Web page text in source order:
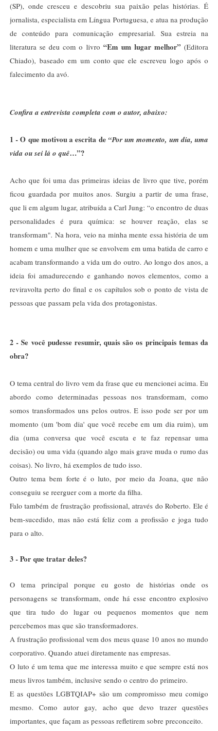
(SP), onde cresceu e descobriu sua paixão pelas histórias. É
jornalista, especialista em Língua Portuguesa, e atua na produção
de conteúdo para comunicação empresarial. Sua estreia na
literatura se deu com o livro “Em um lugar melhor” (Editora
Chiado), baseado em um conto que ele escreveu logo após o
falecimento da avó.
Confira a entrevista completa com o autor, abaixo:
1 - O que motivou a escrita de“Por um momento, um dia, uma
vida ou sei lá o quê…”?
Acho que foi uma das primeiras ideias de livro que tive, porém
ficou guardada por muitos anos. Surgiu a partir de uma frase,
que li em algum lugar, atribuída a Carl Jung: “o encontro de duas
personalidades é pura química: se houver reação, elas se
transformam". Na hora, veio na minha mente essa história de um
homem e uma mulher que se envolvem em uma batida de carro e
acabam transformando a vida um do outro. Ao longo dos anos, a
ideia foi amadurecendo e ganhando novos elementos, como a
reviravolta perto do final e os capítulos sob o ponto de vista de
pessoas que passam pela vida dos protagonistas.
2 - Se você pudesse resumir, quais são os principais temas da
obra?
O tema central do livro vem da frase que eu mencionei acima. Eu
abordo como determinadas pessoas nos transformam, como
somos transformados uns pelos outros. E isso pode ser por um
momento (um 'bom dia' que você recebe em um dia ruim), um
dia (uma conversa que você escuta e te faz repensar uma
decisão) ou uma vida (quando algo mais grave muda o rumo das
coisas). No livro, há exemplos de tudo isso.
Outro tema bem forte é o luto, por meio da Joana, que não
conseguiu se reerguer com a morte da filha.
Falo também de frustração profissional, através do Roberto. Ele é
bem-sucedido, mas não está feliz com a profissão e joga tudo
para o alto.
3 - Por que tratar deles?
O tema principal porque eu gosto de histórias onde os
personagens se transformam, onde há esse encontro explosivo
que tira tudo do lugar ou pequenos momentos que nem
percebemos mas que são transformadores.
A frustração profissional vem dos meus quase 10 anos no mundo
corporativo. Quando atuei diretamente nas empresas.
O luto é um tema que me interessa muito e que sempre está nos
meus livros também, inclusive sendo o centro do primeiro.
E as questões LGBTQIAP+ são um compromisso meu comigo
mesmo. Como autor gay, acho que devo trazer questões
importantes, que façam as pessoas refletirem sobre preconceito.